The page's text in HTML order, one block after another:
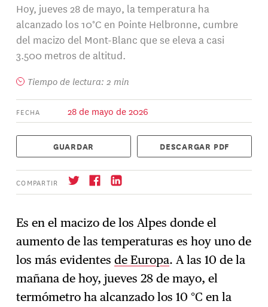
Hoy, jueves 28 de mayo, la temperatura ha
alcanzado los 10°C en Pointe Helbronne, cumbre
del macizo del Mont-Blanc que se eleva a casi
3.500 metros de altitud.
Tiempo de lectura: 2 min
FECHA 28 de mayo de 2026
GUARDAR DESCARGAR PDF
COMPARTIR
→ Suscríbase
Es en el macizo de los Alpes donde el
aumento de las temperaturas es hoy uno de
los más evidentesde Europa. A las 10 de la
mañana de hoy, jueves 28 de mayo, el
termómetro ha alcanzado los 10 °C en la